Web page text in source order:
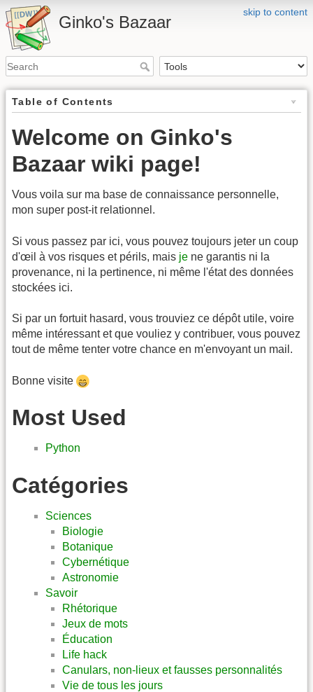
skip to content
Ginko's Bazaar
Table of Contents
Welcome on Ginko's
Bazaar wiki page!
Vous voila sur ma base de connaissance personnelle,
mon super post-it relationnel.
Si vous passez par ici, vous pouvez toujours jeter un coup
d'œil à vos risques et périls, mais je ne garantis ni la
provenance, ni la pertinence, ni même l'état des données
stockées ici.
Si par un fortuit hasard, vous trouviez ce dépôt utile, voire
même intéressant et que vouliez y contribuer, vous pouvez
tout de même tenter votre chance en m'envoyant un mail.
Bonne visite
Most Used
Python
Catégories
Sciences
Biologie
Botanique
Cybernétique
Astronomie
Savoir
Rhétorique
Jeux de mots
Éducation
Life hack
Canulars, non-lieux et fausses personnalités
Vie de tous les jours